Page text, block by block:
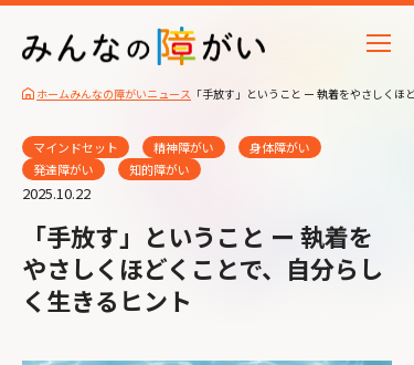
ホームみんなの障がいニュース 「手放す」ということ ー 執着をやさしく
マインドセット 精神障がい
身体障がい
発達障がい
知的障がい
2025.10.22
「手放す」ということ ー 執着を
やさしくほどくことで、自分らし
く生きるヒント